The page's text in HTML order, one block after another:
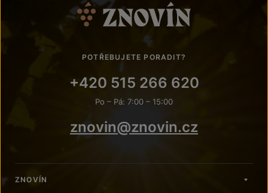
POTŘEBUJETE PORADIT?
+420 515 266 620
Po – Pá: 7:00 – 15:00
znovin@znovin.cz
ZNOVÍN